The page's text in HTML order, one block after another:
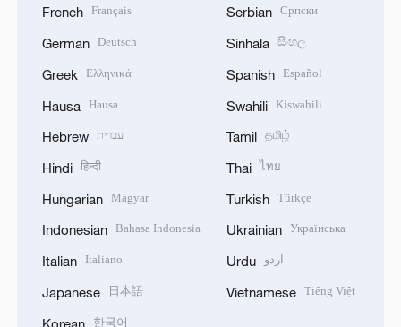
French Français
German Deutsch
Greek Ελληνικά
Hausa Hausa
Hebrew עברית
Hindi हिन्दी
Hungarian Magyar
Indonesian Bahasa Indonesia
Italian Italiano
Japanese 日本語
Korean 한국어
Serbian Српски
Sinhala සිංහල
Spanish Español
Swahili Kiswahili
Tamil தமிழ்
Thai ไทย
Turkish Türkçe
Ukrainian Українська
Urdu اردو
Vietnamese Tiếng Việt